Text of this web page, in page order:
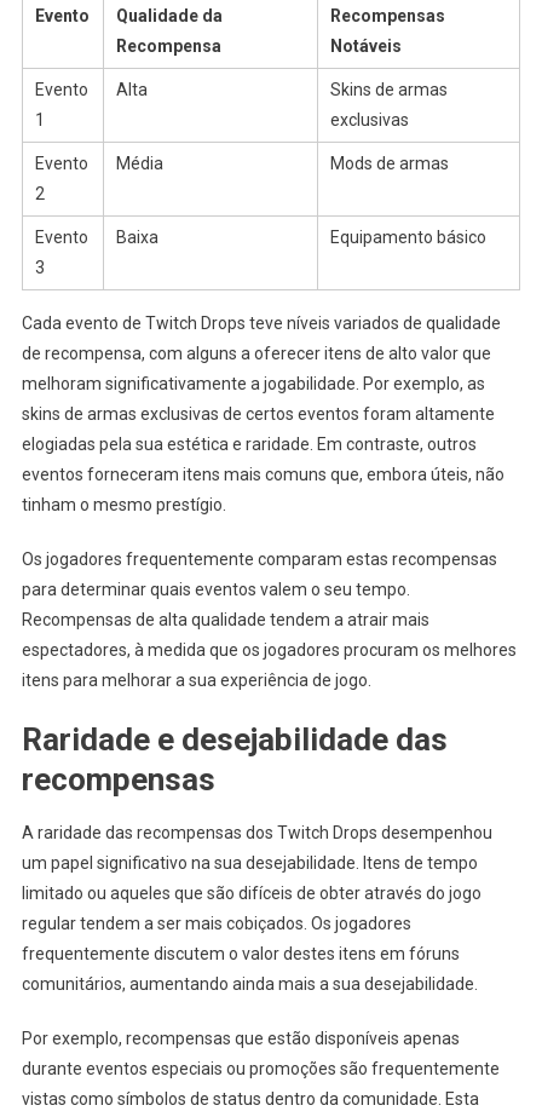
Evento
Qualidade da
Recompensa
Recompensas
Notáveis
Evento
1
Alta
Skins de armas
exclusivas
Evento
2
Média Mods de armas
Evento
3
Baixa Equipamento básico
Cada evento de Twitch Drops teve níveis variados de qualidade
de recompensa, com alguns a oferecer itens de alto valor que
melhoram significativamente a jogabilidade. Por exemplo, as
skins de armas exclusivas de certos eventos foram altamente
elogiadas pela sua estética e raridade. Em contraste, outros
eventos forneceram itens mais comuns que, embora úteis, não
tinham o mesmo prestígio.
Os jogadores frequentemente comparam estas recompensas
para determinar quais eventos valem o seu tempo.
Recompensas de alta qualidade tendem a atrair mais
espectadores, à medida que os jogadores procuram os melhores
itens para melhorar a sua experiência de jogo.
Raridade e desejabilidade das
recompensas
A raridade das recompensas dos Twitch Drops desempenhou
um papel significativo na sua desejabilidade. Itens de tempo
limitado ou aqueles que são difíceis de obter através do jogo
regular tendem a ser mais cobiçados. Os jogadores
frequentemente discutem o valor destes itens em fóruns
comunitários, aumentando ainda mais a sua desejabilidade.
Por exemplo, recompensas que estão disponíveis apenas
durante eventos especiais ou promoções são frequentemente
vistas como símbolos de status dentro da comunidade. Esta